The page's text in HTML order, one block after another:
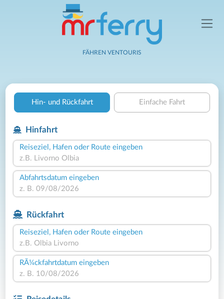
FÄHREN VENTOURIS
Hin- und Rückfahrt Einfache Fahrt
Hinfahrt
Reiseziel, Hafen oder Route eingeben
Abfahrtsdatum eingeben
Rückfahrt
Reiseziel, Hafen oder Route eingeben
RÃ¼ckfahrtdatum eingeben